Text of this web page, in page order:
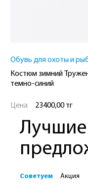
Обувь для охоты и
Костюм зимний
темно-синий
Цена 23400,00 тг
Лучшие
Советуем Акция